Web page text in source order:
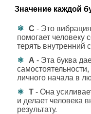
Значение каждой
С - Это
помогает человеку
терять внутренний
А - Эта буква
личного начала в
Т - Она
и делает человека
результату.